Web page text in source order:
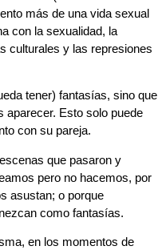
más de una vida sexual
con la sexualidad, la
culturales y las represiones
tener) fantasías, sino que
aparecer. Esto solo puede
con su pareja.
que pasaron y
pero no hacemos, por
asustan; o porque
como fantasías.
en los momentos de